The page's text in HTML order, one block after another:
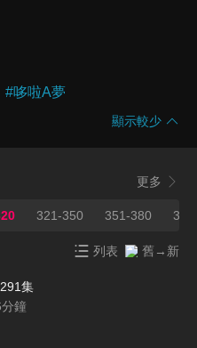
#哆啦A夢
顯示較少
更多
321-350 351-380
列表 舊→新
集
分鐘